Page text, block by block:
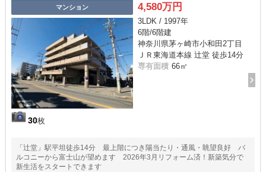
マンション
30枚
4,580万円
3LDK / 1997年
6階/6階建
神奈川県茅ヶ崎市小和田2丁目
ＪＲ東海道本線 辻堂 徒歩14分
専有面積 66㎡
「辻堂」駅平坦徒歩14分 最上階につき陽当たり・通風・眺望良好 バ
ルコニーから富士山が望めます 2026年3月リフォーム済！新築気分で
新生活をスタートできます